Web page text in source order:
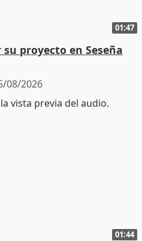
01:47
proyecto en Seseña
08/2026
01:44